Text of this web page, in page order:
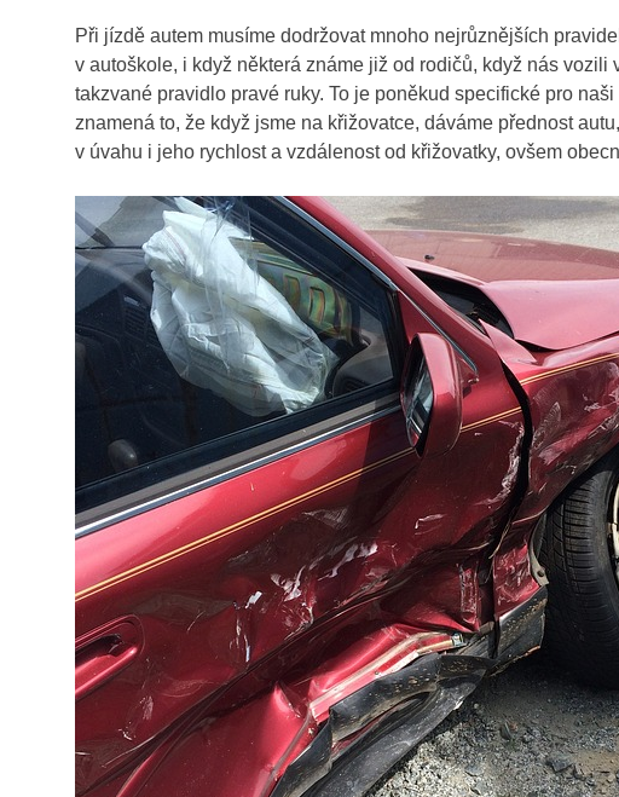
Při jízdě autem musíme dodržovat mnoho nejrůznějších
v autoškole, i když některá známe již od rodičů, když nás
takzvané pravidlo pravé ruky. To je poněkud specifické pro
znamená to, že když jsme na křižovatce, dáváme přednost
v úvahu i jeho rychlost a vzdálenost od křižovatky, ovšem